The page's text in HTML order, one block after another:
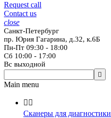
Request call
Contact us
close
Санкт-Петербург
пр. Юрия Гагарина, д.32, к.6Б
Пн-Пт 09:30 - 18:00
Сб 10:00 - 17:00
Вс выходной

Main menu
 
Сканеры для диагностики